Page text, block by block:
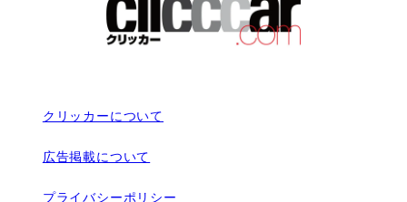
クリッカーについて
広告掲載について
プライバシーポリシー